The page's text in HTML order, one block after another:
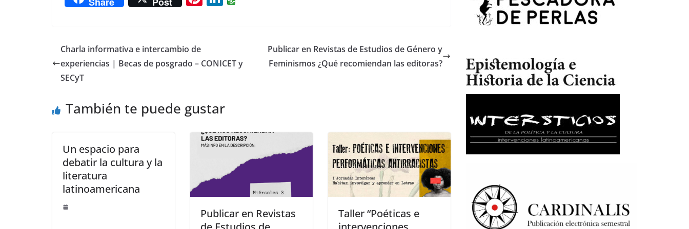
st dI
Charla informativa e intercambio de
experiencias | Becas de posgrado – CONICET y
SECyT
Publicar en Revistas de Estudios de Género y
Feminismos ¿Qué recomiendan las editoras?
También te puede gustar
Un espacio para
debatir la cultura y la
literatura
latinoamericana
Publicar en Revistas
Taller “Poéticas e